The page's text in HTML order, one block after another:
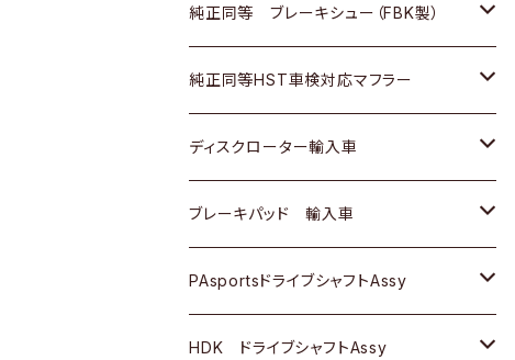
ＢＭＷ
三菱
スバル
マツダ
三菱
スバル
いすゞ
ダイハツ
マツダ
三菱
スバル
ＢＥＮＺ
日産
ダイハツ
マツダ
三菱
スバル
日産
いすゞ
ダイハツ
マツダ
三菱
スバル
ホンダ
スズキ
日産
ダイハツ
マツダ
三菱
トヨタ
ホンダ
スズキ
日産
ダイハツ
マツダ
純正同等 ブレーキシュー（FBK製）
ホンダ
スズキ
日産
ダイハツ
マツダ
純正同等HST車検対応マフラー
トヨタ
ホンダ
スズキ
日産
ディスクローター輸入車
ＡＵＤＩ
ＢＥＮＺ
ＢＭＷ
ブレーキパッド 輸入車
ＢＥＮＺ
ＢＭＷ
PAsportsドライブシャフトAssy
トヨタ
HDK ドライブシャフトAssy